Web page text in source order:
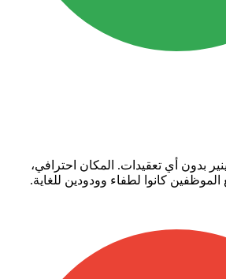
زراعتين و23 فينير بدون أي تعقيدات. المكان احترافي،
كانوا لطفاء وودودين للغاية.